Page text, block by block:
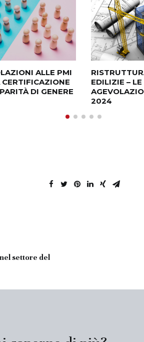
ALLE PMI
CERTIFICAZIONE
DI GENERE
EDILIZIE – LE
2024
settore del